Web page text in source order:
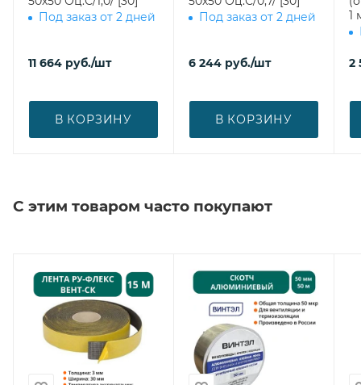
Под заказ от 2 дней
11 664 руб./шт
В КОРЗИНУ
Под заказ от 2 дней
6 244 руб./шт
В КОРЗИНУ
1
2
С этим товаром часто покупают